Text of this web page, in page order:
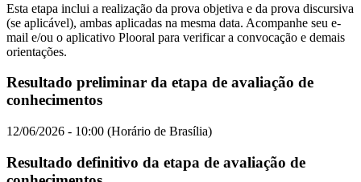
Esta etapa inclui a realização da prova objetiva e da prova discursiva
(se aplicável), ambas aplicadas na mesma data. Acompanhe seu e-
mail e/ou o aplicativo Plooral para verificar a convocação e demais
orientações.
Resultado preliminar da etapa de avaliação de
conhecimentos
12/06/2026 - 10:00 (Horário de Brasília)
Resultado definitivo da etapa de avaliação de